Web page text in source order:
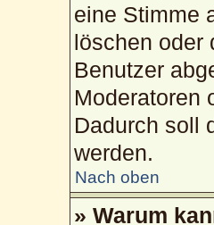
eine Stimme
löschen oder
Benutzer
Moderatoren
Dadurch soll
werden.
Nach oben
» Warum